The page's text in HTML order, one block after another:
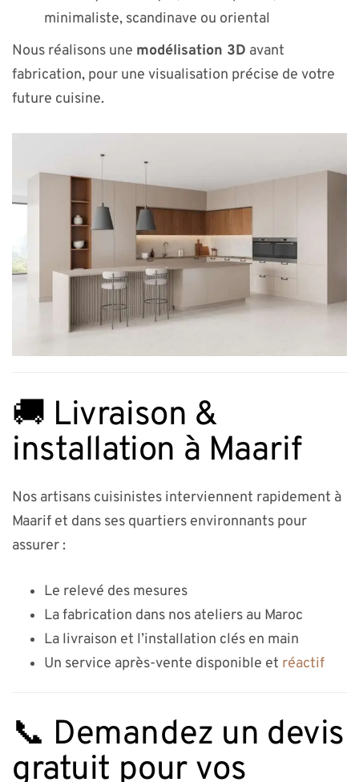
minimaliste, scandinave ou oriental
Nous réalisons une modélisation 3D avant
fabrication, pour une visualisation précise de votre
future cuisine.
🚚 Livraison &
installation à Maarif
Nos artisans cuisinistes interviennent rapidement à
Maarif et dans ses quartiers environnants pour
assurer :
Le relevé des mesures
La fabrication dans nos ateliers au Maroc
La livraison et l’installation clés en main
Un service après-vente disponible et réactif
📞 Demandez un devis
gratuit pour vos